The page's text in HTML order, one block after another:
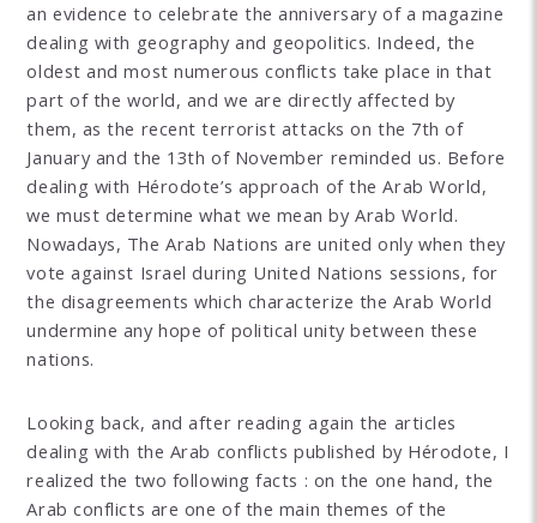
an evidence to celebrate the anniversary of a magazine
dealing with geography and geopolitics. Indeed, the
oldest and most numerous conflicts take place in that
part of the world, and we are directly affected by
them, as the recent terrorist attacks on the 7th of
January and the 13th of November reminded us. Before
dealing with Hérodote’s approach of the Arab World,
we must determine what we mean by Arab World.
Nowadays, The Arab Nations are united only when they
vote against Israel during United Nations sessions, for
the disagreements which characterize the Arab World
undermine any hope of political unity between these
nations.
Looking back, and after reading again the articles
dealing with the Arab conflicts published by Hérodote, I
realized the two following facts : on the one hand, the
Arab conflicts are one of the main themes of the